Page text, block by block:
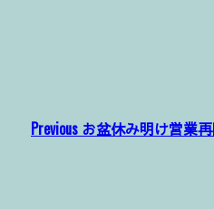
Previous お盆休み明け営業